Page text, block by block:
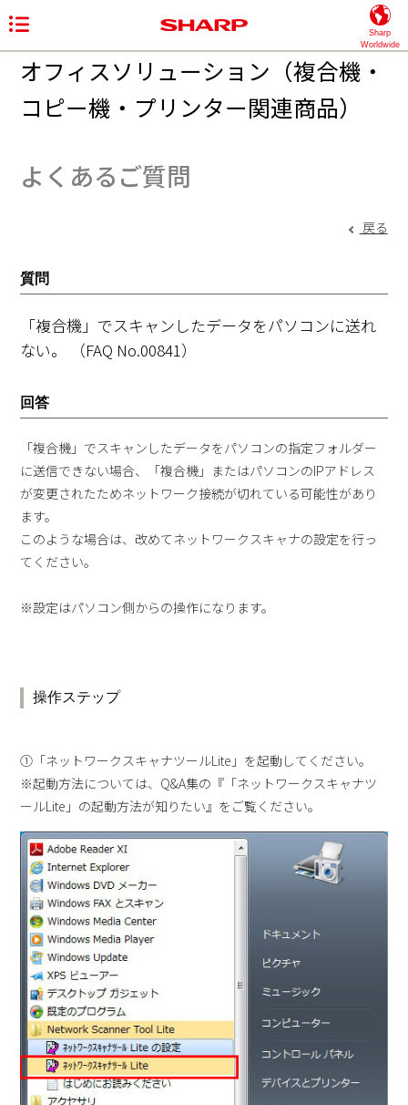
Sharp
Worldwide
オフィスソリューション（複合機・
コピー機・プリンター関連商品）
よくあるご質問
戻る
質問
「複合機」でスキャンしたデータをパソコンに送れ
ない。
（FAQ No.00841）
回答
「複合機」でスキャンしたデータをパソコンの指定フォルダー
に送信できない場合、「複合機」またはパソコンのIPアドレス
が変更されたためネットワーク接続が切れている可能性があり
ます。
このような場合は、改めてネットワークスキャナの設定を行っ
てください。
※設定はパソコン側からの操作になります。
操作ステップ
①「ネットワークスキャナツールLite」を起動してください。
※起動方法については、Q&A集の『「ネットワークスキャナツ
ールLite」の起動方法が知りたい』をご覧ください。